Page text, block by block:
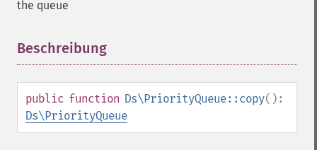
the queue
Beschreibung
public function Ds\PriorityQueue::copy():
Ds\PriorityQueue